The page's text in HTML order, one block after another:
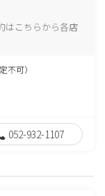
はこちらから各店
可）
052-932-1107